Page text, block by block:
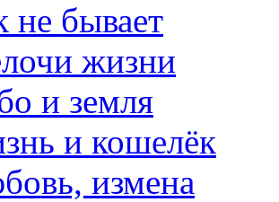
не бывает
жизни
и земля
и кошелёк
измена